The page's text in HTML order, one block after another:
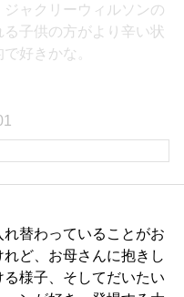
ャクリーウィルソンの
子供の方がより辛い状
好きかな。
替わっていることがお
ど、お母さんに抱きし
様子、そしてだいたい